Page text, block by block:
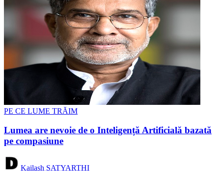
PE CE LUME TRĂIM
Lumea are nevoie de o Inteligență Artificială bazată
pe compasiune
Kailash SATYARTHI